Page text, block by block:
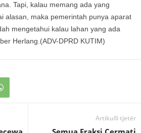
Tapi, kalau memang ada yang
alasan, maka pemerintah punya aparat
mengetahui kalau lahan yang ada
Herlang.(ADV-DPRD KUTIM)
Artikulli tjetër